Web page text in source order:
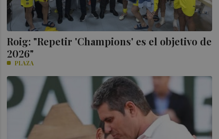
Roig: "Repetir 'Champions' es el objetivo de
2026"
PLAZA